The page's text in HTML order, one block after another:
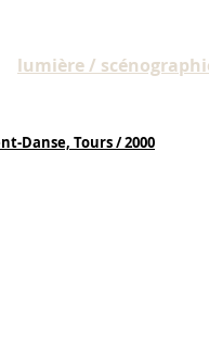
lumière /
Danse, Tours / 2000